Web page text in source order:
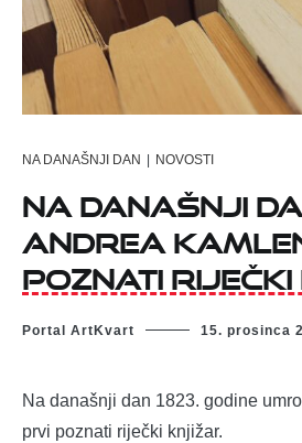
NA DANAŠNJI DAN | NOVOSTI
Na današnji
Andrea
poznati
Portal ArtKvart 15. prosinca
Na današnji dan 1823. godine
prvi poznati riječki knjižar.